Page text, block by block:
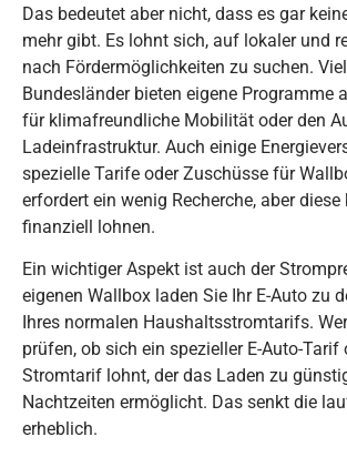
Das bedeutet aber nicht, dass es gar
mehr gibt. Es lohnt sich, auf lokaler und
nach Fördermöglichkeiten zu suchen.
Bundesländer bieten eigene Programme
für klimafreundliche Mobilität oder den
Ladeinfrastruktur. Auch einige
spezielle Tarife oder Zuschüsse für
erfordert ein wenig Recherche, aber diese
finanziell lohnen.
Ein wichtiger Aspekt ist auch der
eigenen Wallbox laden Sie Ihr E-Auto zu
Ihres normalen Haushaltsstromtarifs.
prüfen, ob sich ein spezieller E-Auto-Tarif
Stromtarif lohnt, der das Laden zu
Nachtzeiten ermöglicht. Das senkt die
erheblich.